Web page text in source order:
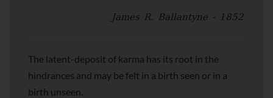
James R. Ballantyne - 1852
The latent-deposit of karma has its root in the
hindrances and may be felt in a birth seen or in a
birth unseen.